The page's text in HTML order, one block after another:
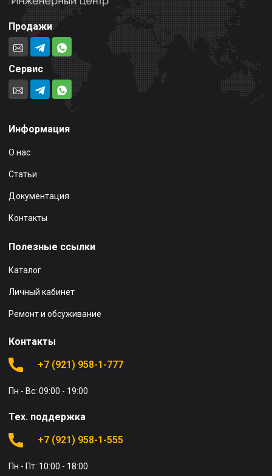
Продажи
Сервис
Информация
О нас
Статьи
Документация
Контакты
Полезные ссылки
Каталог
Личный кабинет
Ремонт и обсуживание
Контакты
+7 (921) 958-1-777
Пн - Вс: 09:00 - 19:00
Тех. поддержка
+7 (921) 958-1-555
Пн - Пт: 10:00 - 18:00